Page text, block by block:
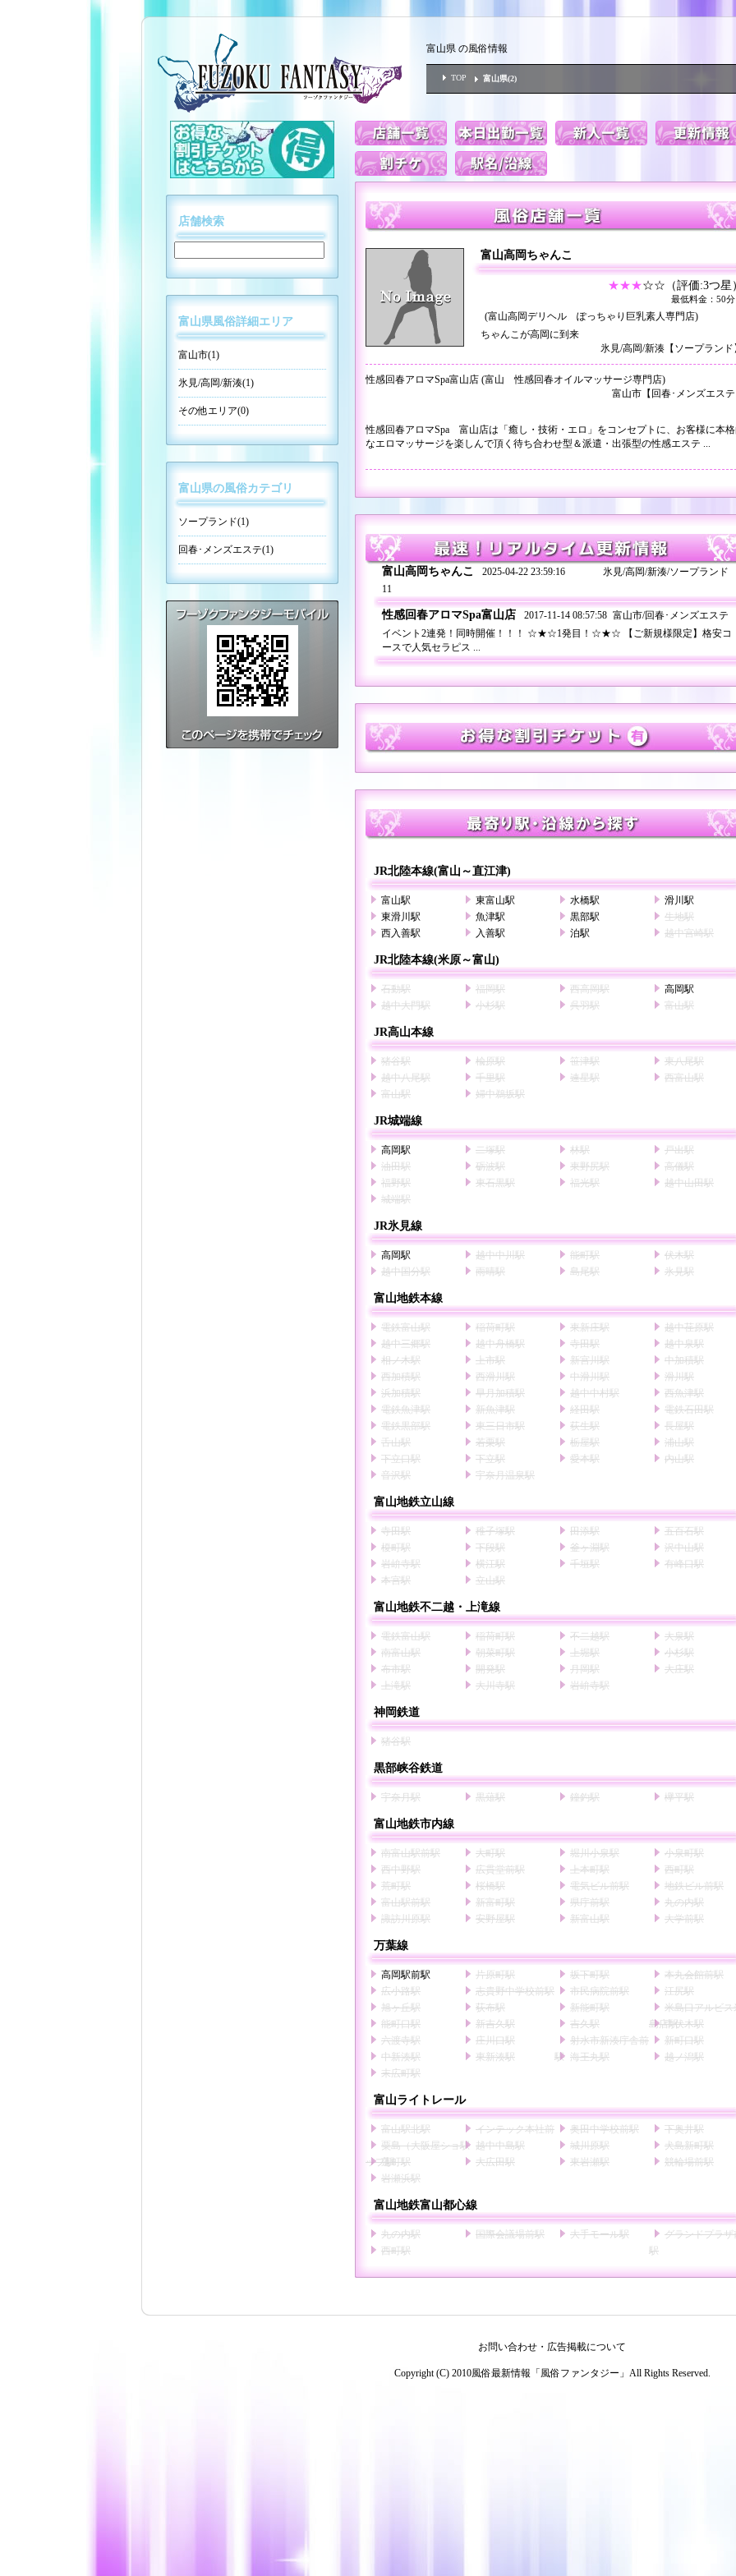
富山県 の風俗情報
TOP 富山県(2)
店舗検索
富山県風俗詳細エリア
富山市(1)
氷見/高岡/新湊(1)
その他エリア(0)
富山県の風俗カテゴリ
ソープランド(1)
回春･メンズエステ(1)
富山高岡ちゃんこ
★★★☆☆（評価:3つ星
最低料金：50分
(富山高岡デリヘル ぽっちゃり巨乳素人専門店)
ちゃんこが高岡に到来
氷見/高岡/新湊【ソープランド
性感回春アロマSpa富山店 (富山 性感回春オイルマッサージ専門店)
富山市【回春･メンズエス
性感回春アロマSpa 富山店は「癒し・技術・エロ」をコンセプトに、お客様に本
なエロマッサージを楽しんで頂く待ち合わせ型＆派遣・出張型の性感エステ ...
富山高岡ちゃんこ 2025-04-22 23:59:16
氷見/高岡/新湊/ソープランド
11
性感回春アロマSpa富山店 2017-11-14 08:57:58 富山市/回春･メンズエステ
イベント2連発！同時開催！！！ ☆★☆1発目！☆★☆ 【ご新規様限定】格安コ
ースで人気セラピス ...
JR北陸本線(富山～直江津)
富山駅 東富山駅 水橋駅
滑川駅
東滑川駅
魚津駅 黒部駅
生地駅
西入善駅
入善駅 泊駅 越中宮崎駅
JR北陸本線(米原～富山)
石動駅 福岡駅 西高岡駅
高岡駅
越中大門駅
小杉駅 呉羽駅 富山駅
JR高山本線
猪谷駅 楡原駅 笹津駅
東八尾駅
越中八尾駅
千里駅 速星駅
西富山駅
富山駅
婦中鵜坂駅
JR城端線
高岡駅 二塚駅 林駅
戸出駅
油田駅
砺波駅 東野尻駅
高儀駅
福野駅
東石黒駅 福光駅
越中山田駅
城端駅
JR氷見線
高岡駅 越中中川駅 能町駅
伏木駅
越中国分駅
雨晴駅 島尾駅 氷見駅
富山地鉄本線
電鉄富山駅 稲荷町駅 東新庄駅
越中荏原駅
越中三郷駅
越中舟橋駅 寺田駅
越中泉駅
相ノ木駅
上市駅 新宮川駅
中加積駅
西加積駅
西滑川駅 中滑川駅
滑川駅
浜加積駅
早月加積駅 越中中村駅
西魚津駅
電鉄魚津駅
新魚津駅 経田駅
電鉄石田駅
電鉄黒部駅
東三日市駅 荻生駅
長屋駅
舌山駅
若栗駅 栃屋駅
浦山駅
下立口駅
下立駅 愛本駅
内山駅
音沢駅
宇奈月温泉駅
富山地鉄立山線
寺田駅 稚子塚駅 田添駅
五百石駅
榎町駅
下段駅 釜ヶ淵駅
沢中山駅
岩峅寺駅
横江駅 千垣駅
有峰口駅
本宮駅
立山駅
富山地鉄不二越・上滝線
電鉄富山駅 稲荷町駅 不二越駅
大泉駅
南富山駅
朝菜町駅 上堀駅
小杉駅
布市駅
開発駅 月岡駅
大庄駅
上滝駅
大川寺駅 岩峅寺駅
神岡鉄道
猪谷駅
黒部峡谷鉄道
宇奈月駅 黒薙駅 鐘釣駅 欅平駅
富山地鉄市内線
南富山駅前駅 大町駅 堀川小泉駅
小泉町駅
西中野駅
広貫堂前駅 上本町駅
西町駅
荒町駅
桜橋駅 電気ビル前駅
地鉄ビル前駅
富山駅前駅
新富町駅 県庁前駅
丸の内駅
諏訪川原駅
安野屋駅 新富山駅 大学前駅
万葉線
高岡駅前駅 片原町駅 坂下町駅
本丸会館前駅
広小路駅
志貴野中学校前駅 市民病院前駅
江尻駅
旭ヶ丘駅
荻布駅 新能町駅
米島口アルビス
島店駅
能町口駅 新吉久駅 吉久駅
中伏木駅
六渡寺駅
庄川口駅
射水市新湊庁舎前
駅
新町口駅
中新湊駅
東新湊駅 海王丸駅
越ノ潟駅
末広町駅
富山ライトレール
富山駅北駅
インテック本社前
駅
奥田中学校前駅
下奥井駅
粟島（大阪屋ショ
ップ駅
越中中島駅 城川原駅
犬島新町駅
蓮町駅
大広田駅 東岩瀬駅
競輪場前駅
岩瀬浜駅
富山地鉄富山都心線
丸の内駅 国際会議場前駅 大手モール駅
グランドプラザ
駅
西町駅
お問い合わせ・広告掲載について
Copyright (C) 2010風俗最新情報「風俗ファンタジー」 All Rights Reserved.